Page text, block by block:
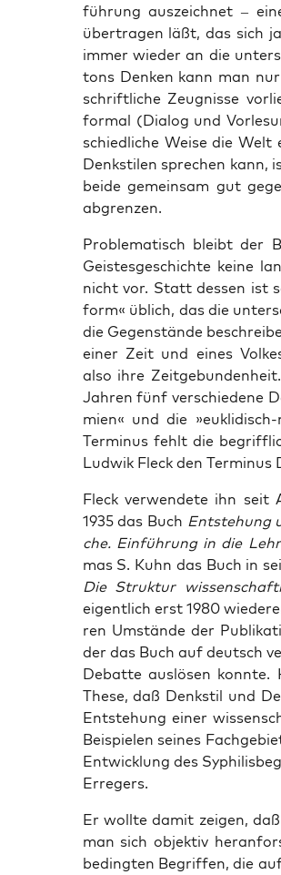
füh­rung aus­zeich­net –
über­tra­gen läßt, das sich
immer wie­der an die
tons Den­ken kann man
schrift­li­che Zeug­nis­se
for­mal (Dia­log und
schied­li­che Wei­se die Welt
Denk­sti­len spre­chen kann,
bei­de gemein­sam gut
abgrenzen.
Pro­ble­ma­tisch bleibt der
Geis­tes­ge­schich­te kei­ne
nicht vor. Statt des­sen ist
form« üblich, das die
die Gegen­stän­de
einer Zeit und eines
also ihre
Jah­ren fünf ver­schie­de­ne
mien« und die
Ter­mi­nus fehlt die
Lud­wik Fleck den
Fleck ver­wen­de­te ihn
1935 das Buch Ent­ste­hung
che. Ein­füh­rung in die
mas S. Kuhn das Buch in
Die Struk­tur
eigent­lich erst 1980
ren Umstän­de der
der das Buch auf deutsch
Debat­te aus­lö­sen konn­te.
The­se, daß Denk­stil und
Ent­ste­hung einer
Bei­spie­len sei­nes
Ent­wick­lung des
Erregers.
Er woll­te damit zei­gen,
man sich objek­tiv
beding­ten Begrif­fen, die